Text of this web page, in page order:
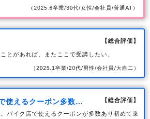
（2025.6卒業/30代/女性/会社員/普通AT）
【総合評価】
とがあれば、またここで受講したい。
（2025.1卒業/20代/男性/会社員/大自二）
使えるクーポン多数…
【総合評価】
バイク店で使えるクーポンが多数あり初めて乗